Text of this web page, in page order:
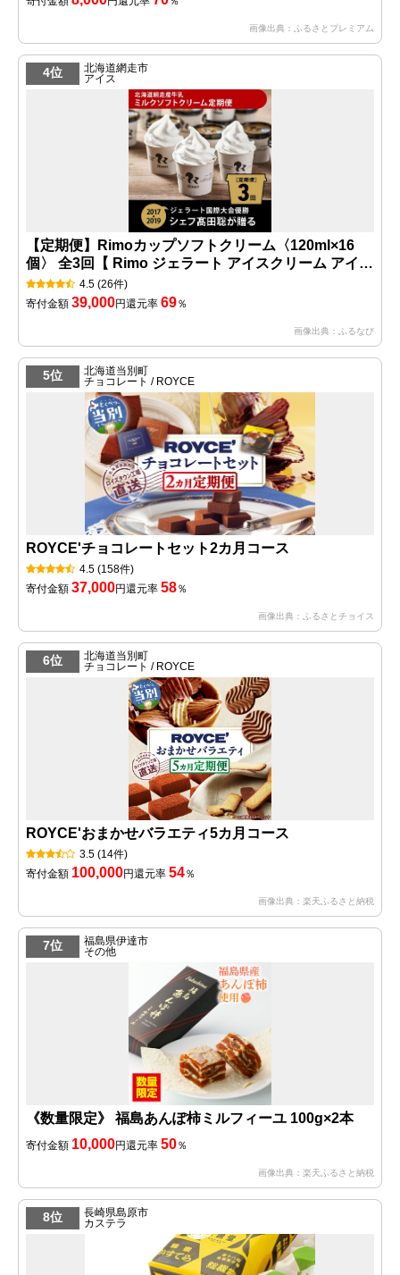
画像出典：ふるさとプレミアム
4位
北海道網走市
アイス
【定期便】Rimoカップソフトクリーム〈120ml×16
個〉 全3回【 Rimo ジェラート アイスクリーム アイス
スイーツ 人気 定期便 北海道 網走市 】 ABA007
4.5 (26件)
寄付金額 39,000円還元率 69％
画像出典：ふるなび
5位
北海道当別町
チョコレート / ROYCE
ROYCE'チョコレートセット2カ月コース
4.5 (158件)
寄付金額 37,000円還元率 58％
画像出典：ふるさとチョイス
6位
北海道当別町
チョコレート / ROYCE
ROYCE'おまかせバラエティ5カ月コース
3.5 (14件)
寄付金額 100,000円還元率 54％
画像出典：楽天ふるさと納税
7位
福島県伊達市
その他
《数量限定》 福島あんぽ柿ミルフィーユ 100g×2本
寄付金額 10,000円還元率 50％
画像出典：楽天ふるさと納税
8位
長崎県島原市
カステラ